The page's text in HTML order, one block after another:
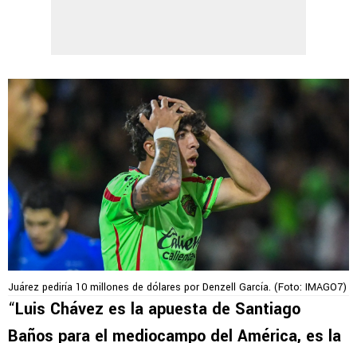
Juárez pediría 10 millones de dólares por Denzell García. (Foto: IMAGO7)
“Luis Chávez es la apuesta de Santiago
Baños para el mediocampo del América, es la